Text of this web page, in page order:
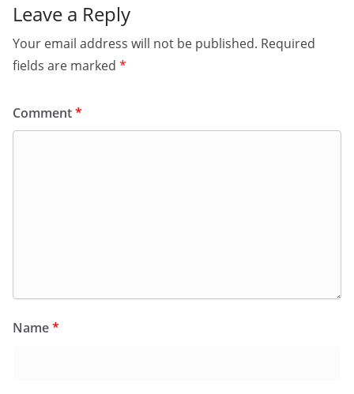
Leave a Reply
Your email address will not be published. Required
fields are marked *
Comment*
Name*